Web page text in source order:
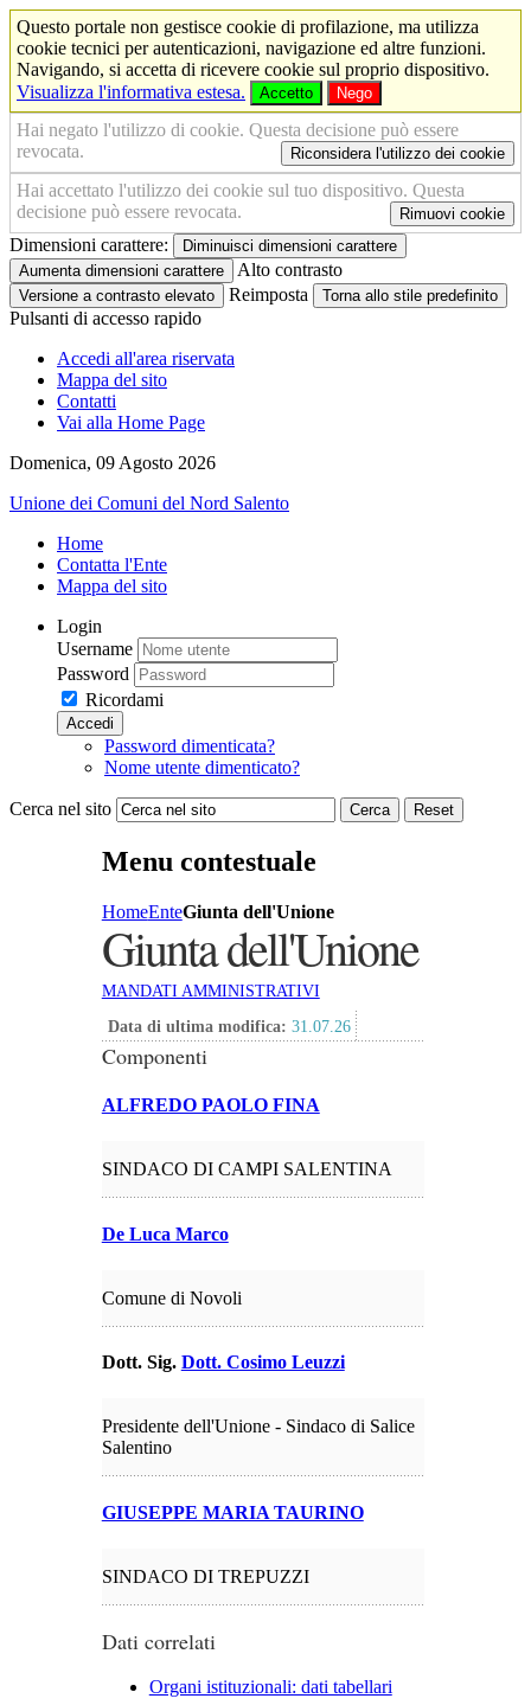
Questo portale non gestisce cookie di profilazione, ma utilizza
cookie tecnici per autenticazioni, navigazione ed altre funzioni.
Navigando, si accetta di ricevere cookie sul proprio dispositivo.
Visualizza l'informativa estesa.
Accetto Nego
Hai negato l'utilizzo di cookie. Questa decisione può essere
revocata.
Riconsidera l'utilizzo dei cookie
Hai accettato l'utilizzo dei cookie sul tuo dispositivo. Questa
decisione può essere revocata.
Rimuovi cookie
Dimensioni carattere:
Diminuisci dimensioni carattere
Aumenta dimensioni carattere
Alto contrasto
Versione a contrasto elevato Reimposta Torna allo stile predefinito
Pulsanti di accesso rapido
Accedi all'area riservata
Mappa del sito
Contatti
Vai alla Home Page
Domenica, 09 Agosto 2026
Unione dei Comuni del Nord Salento
Home
Contatta l'Ente
Mappa del sito
Login
Username
Password
Ricordami
Accedi
Password dimenticata?
Nome utente dimenticato?
Cerca nel sito Cerca Reset
Menu contestuale
HomeEnteGiunta dell'Unione
Giunta dell'Unione
MANDATI AMMINISTRATIVI
Data di ultima modifica: 31.07.26
Componenti
ALFREDO PAOLO FINA
SINDACO DI CAMPI SALENTINA
De Luca Marco
Comune di Novoli
Dott. Sig. Dott. Cosimo Leuzzi
Presidente dell'Unione - Sindaco di Salice
Salentino
GIUSEPPE MARIA TAURINO
SINDACO DI TREPUZZI
Dati correlati
Organi istituzionali: dati tabellari